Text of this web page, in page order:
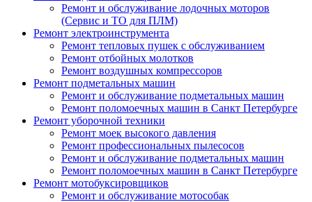
Ремонт и обслуживание лодочных моторов
(Сервис и ТО для ПЛМ)
Ремонт электроинструмента
Ремонт тепловых пушек с обслуживанием
Ремонт отбойных молотков
Ремонт воздушных компрессоров
Ремонт подметальных машин
Ремонт и обслуживание подметальных машин
Ремонт поломоечных машин в Санкт Петербурге
Ремонт уборочной техники
Ремонт моек высокого давления
Ремонт профессиональных пылесосов
Ремонт и обслуживание подметальных машин
Ремонт поломоечных машин в Санкт Петербурге
Ремонт мотобуксировщиков
Ремонт и обслуживание мотособак